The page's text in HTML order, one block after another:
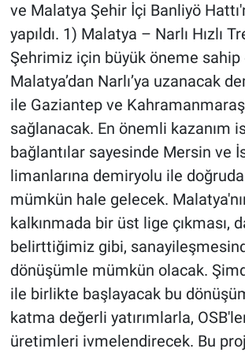
ve Malatya Şehir İçi Banliyö
yapıldı. 1) Malatya – Narlı Hızlı
Şehrimiz için büyük öneme sahip
Malatya’dan Narlı’ya uzanacak
ile Gaziantep ve
sağlanacak. En önemli kazanım
bağlantılar sayesinde Mersin ve
limanlarına demiryolu ile
mümkün hale gelecek.
kalkınmada bir üst lige çıkması,
belirttiğimiz gibi,
dönüşümle mümkün olacak.
ile birlikte başlayacak bu
katma değerli yatırımlarla,
üretimleri ivmelendirecek. Bu